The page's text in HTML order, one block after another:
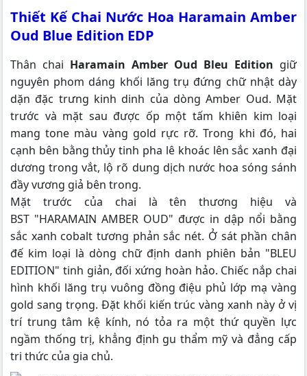
Thiết Kế Chai Nước Hoa Haramain Amber
Oud Blue Edition EDP
Thân chai Haramain Amber Oud Bleu Edition giữ
nguyên phom dáng khối lăng trụ đứng chữ nhật dày
dặn đặc trưng kinh dinh của dòng Amber Oud. Mặt
trước và mặt sau được ốp một tấm khiên kim loại
mang tone màu vàng gold rực rỡ. Trong khi đó, hai
cạnh bên bằng thủy tinh pha lê khoác lên sắc xanh đại
dương trong vắt, lộ rõ dung dịch nước hoa sóng sánh
đầy vương giả bên trong.
Mặt trước của chai là tên thương hiệu và
BST "HARAMAIN AMBER OUD" được in dập nổi bằng
sắc xanh cobalt tương phản sắc nét. Ở sát phần chân
đế kim loại là dòng chữ định danh phiên bản "BLEU
EDITION" tinh giản, đối xứng hoàn hảo. Chiếc nắp chai
hình khối lăng trụ vuông đồng điệu phủ lớp mạ vàng
gold sang trọng. Đặt khối kiến trúc vàng xanh này ở vị
trí trung tâm kệ kính, nó tỏa ra một thứ quyền lực
ngầm thống trị, khẳng định gu thẩm mỹ và đẳng cấp
tri thức của gia chủ.